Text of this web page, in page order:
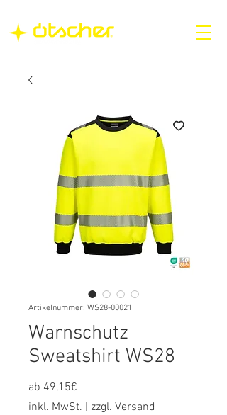
Artikelnummer: WS28-00021
Warnschutz
Sweatshirt WS28
ab 49,15€
Preis
inkl. MwSt. zzgl. Versand